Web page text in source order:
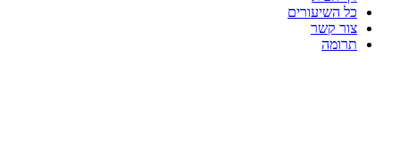
כל השיעורים
צור קשר
תרומה